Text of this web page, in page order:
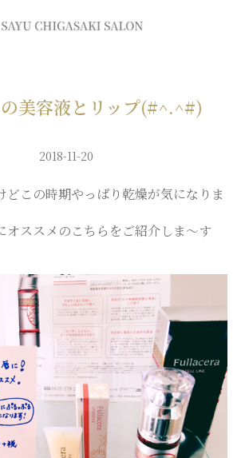
イ
門
美容液とリップ(#^.^#)
2018-11-20
どこの時期やっぱり乾燥が気になりま
オススメのこちらをご紹介しま〜す